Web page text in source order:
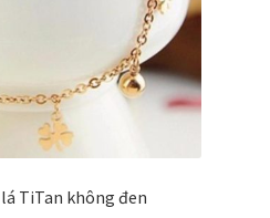
lá TiTan không đen